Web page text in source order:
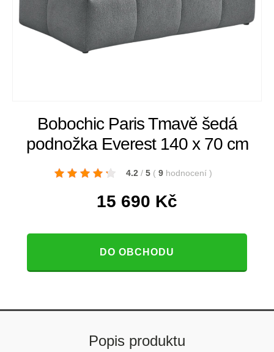
Bobochic Paris Tmavě šedá
podnožka Everest 140 x 70 cm
4.2 / 5 ( 9 hodnocení )
15 690 Kč
DO OBCHODU
Popis produktu